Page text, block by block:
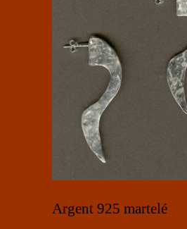
Argent 925 martelé